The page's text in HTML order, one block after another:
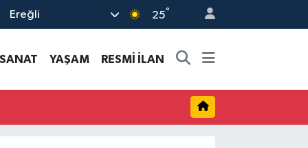
Ereğli 25°
YAŞAM RESMİ İLAN